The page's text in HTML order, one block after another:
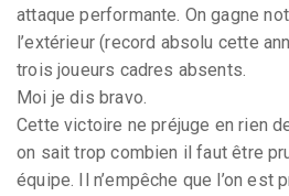
attaque performante. On gagne
l’extérieur (record absolu cette
trois joueurs cadres absents.
Moi je dis bravo.
Cette victoire ne préjuge en rien
on sait trop combien il faut être
équipe. Il n’empêche que l’on est